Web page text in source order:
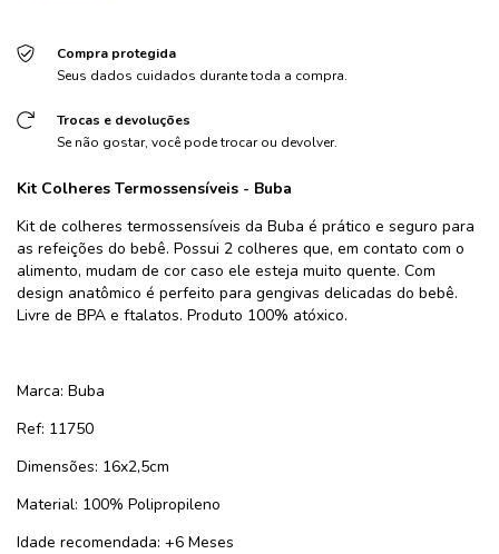
Compra protegida
Seus dados cuidados durante toda a compra.
Trocas e devoluções
Se não gostar, você pode trocar ou devolver.
Kit Colheres Termossensíveis - Buba
Kit de colheres termossensíveis da Buba é prático e seguro para
as refeições do bebê. Possui 2 colheres que, em contato com o
alimento, mudam de cor caso ele esteja muito quente. Com
design anatômico é perfeito para gengivas delicadas do bebê.
Livre de BPA e ftalatos. Produto 100% atóxico.
Marca: Buba
Ref: 11750
Dimensões: 16x2,5cm
Material: 100% Polipropileno
Idade recomendada: +6 Meses